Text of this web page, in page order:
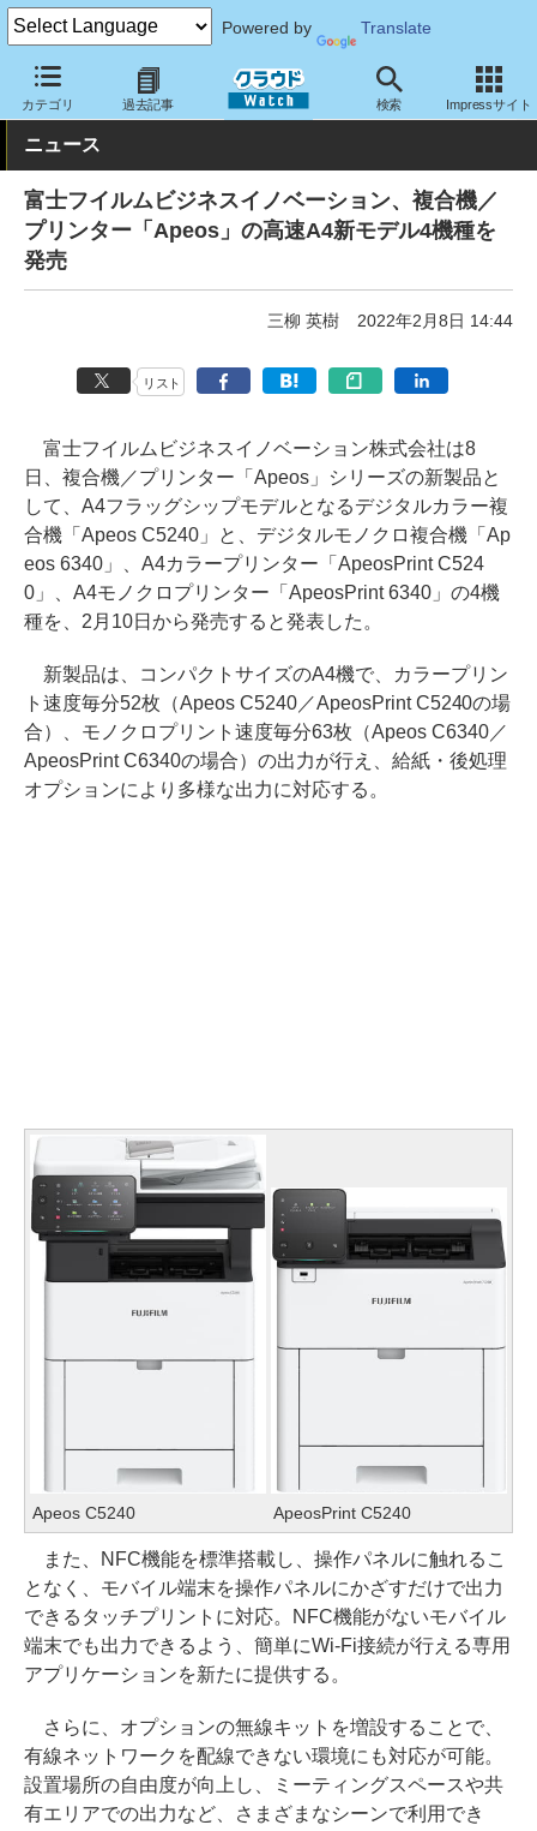
Powered by Translate
カテゴリ 過去記事 検索 Impressサイト
クラウド Watch ハード・インフラ ハードウェア 周辺機器
ニュース
富士フイルムビジネスイノベーション、複合機／
プリンター「Apeos」の高速A4新モデル4機種を
発売
三柳 英樹 2022年2月8日 14:44
リスト
富士フイルムビジネスイノベーション株式会社は8
日、複合機／プリンター「Apeos」シリーズの新製品と
して、A4フラッグシップモデルとなるデジタルカラー複
合機「Apeos C5240」と、デジタルモノクロ複合機「Ap
eos 6340」、A4カラープリンター「ApeosPrint C524
0」、A4モノクロプリンター「ApeosPrint 6340」の4機
種を、2月10日から発売すると発表した。
新製品は、コンパクトサイズのA4機で、カラープリン
ト速度毎分52枚（Apeos C5240／ApeosPrint C5240の場
合）、モノクロプリント速度毎分63枚（Apeos C6340／
ApeosPrint C6340の場合）の出力が行え、給紙・後処理
オプションにより多様な出力に対応する。
Apeos C5240 ApeosPrint C5240
また、NFC機能を標準搭載し、操作パネルに触れるこ
となく、モバイル端末を操作パネルにかざすだけで出力
できるタッチプリントに対応。NFC機能がないモバイル
端末でも出力できるよう、簡単にWi-Fi接続が行える専用
アプリケーションを新たに提供する。
さらに、オプションの無線キットを増設することで、
有線ネットワークを配線できない環境にも対応が可能。
設置場所の自由度が向上し、ミーティングスペースや共
有エリアでの出力など、さまざまなシーンで利用でき